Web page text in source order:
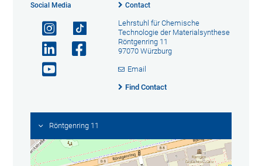
Social Media Contact
Lehrstuhl für Chemische
Technologie der Materialsynthese
Röntgenring 11
97070 Würzburg
Email
Find Contact
Röntgenring 11